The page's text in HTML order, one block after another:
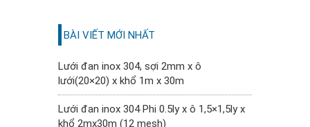
BÀI VIẾT MỚI NHẤT
Lưới đan inox 304, sợi 2mm x ô
lưới(20×20) x khổ 1m x 30m
Lưới đan inox 304 Phi 0.5ly x ô 1,5×1,5ly x
khổ 2mx30m (12 mesh)